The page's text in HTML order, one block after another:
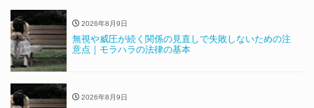
2026年8月9日
無視や威圧が続く関係の見直しで失敗しないための注
意点｜モラハラの法律の基本
2026年8月9日